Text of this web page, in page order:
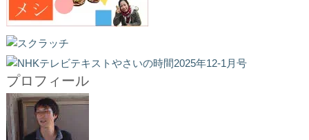
プロフィール